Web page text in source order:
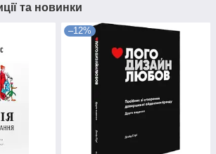
та новинки
–12%